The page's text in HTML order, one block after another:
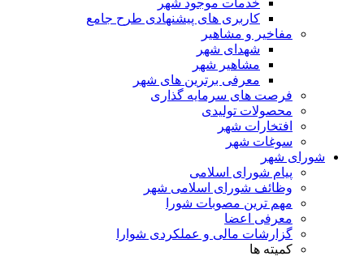
کاربری های پیشنهادی طرح جامع
مفاخیر و مشاهیر
شهدای شهر
مشاهیر شهر
معرفی برترین های شهر
فرصت های سرمایه گذاری
محصولات تولیدی
افتخارات شهر
سوغات شهر
شهر
پیام شورای اسلامی
وظائف شورای اسلامی شهر
مهم ترین مصوبات شورا
معرفی اعضا
گزارشات مالی و عملکردی شوارا